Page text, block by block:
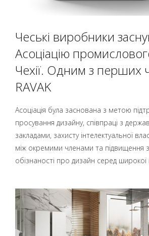
Чеські виробники
Асоціацію
Чехії. Одним з перших
RAVAK
Асоціація була заснована з метою
просування дизайну, співпраці з
закладами, захисту інтелектуальної
між окремими членами та підвищення
обізнаності про дизайн серед широкої